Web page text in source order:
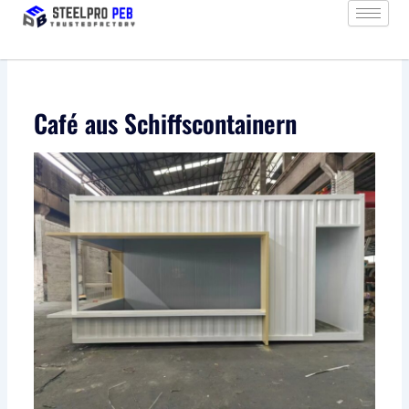
Zum
Inhalt
Café aus Schiffscontainern